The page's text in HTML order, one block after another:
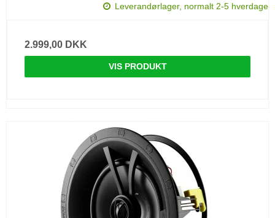
Leverandørlager, normalt 2-5 hverdage
2.999,00 DKK
VIS PRODUKT